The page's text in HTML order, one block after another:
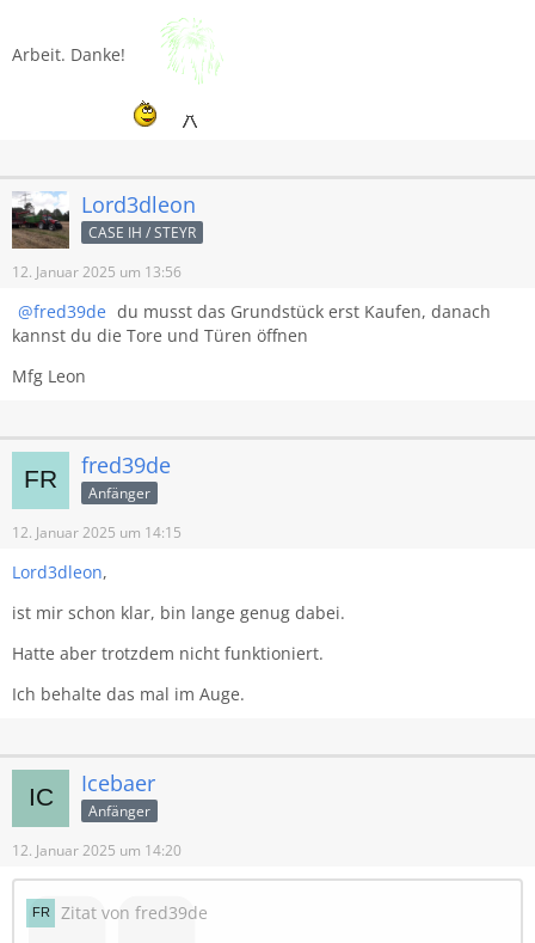
Arbeit. Danke!
Lord3dleon
CASE IH / STEYR
12. Januar 2025 um 13:56
fred39de du musst das Grundstück erst Kaufen, danach
kannst du die Tore und Türen öffnen
Mfg Leon
fred39de
Anfänger
12. Januar 2025 um 14:15
Lord3dleon,
ist mir schon klar, bin lange genug dabei.
Hatte aber trotzdem nicht funktioniert.
Ich behalte das mal im Auge.
Icebaer
Anfänger
12. Januar 2025 um 14:20
Zitat von fred39de